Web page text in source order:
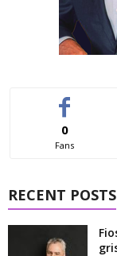
0
Fans
RECENT POSTS